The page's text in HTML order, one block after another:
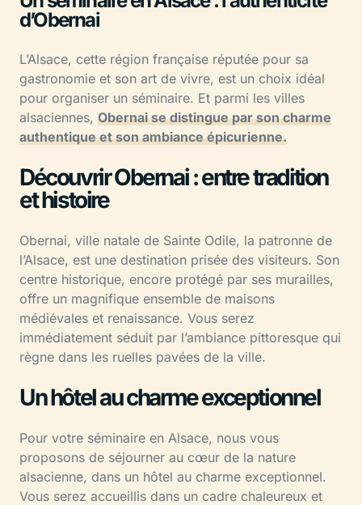
d’Obernai
L’Alsace, cette région française réputée pour sa
gastronomie et son art de vivre, est un choix idéal
pour organiser un séminaire. Et parmi les villes
alsaciennes, Obernai se distingue par son charme
authentique et son ambiance épicurienne.
Découvrir Obernai : entre tradition
et histoire
Obernai, ville natale de Sainte Odile, la patronne de
l’Alsace, est une destination prisée des visiteurs. Son
centre historique, encore protégé par ses murailles,
offre un magnifique ensemble de maisons
médiévales et renaissance. Vous serez
immédiatement séduit par l’ambiance pittoresque qui
règne dans les ruelles pavées de la ville.
Un hôtel au charme exceptionnel
Pour votre séminaire en Alsace, nous vous
proposons de séjourner au cœur de la nature
alsacienne, dans un hôtel au charme exceptionnel.
Vous serez accueillis dans un cadre chaleureux et